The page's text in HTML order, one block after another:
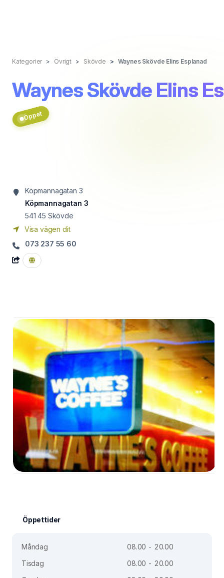
Kategorier Övrigt Skövde Waynes Skövde Elins Esplanad
Waynes Skövde Elins
Öppet
Köpmannagatan 3
Köpmannagatan 3
541 45 Skövde
Visa vägen dit
073 237 55 60
Öppettider
Måndag
08.00 - 20.00
Tisdag
08.00 - 20.00